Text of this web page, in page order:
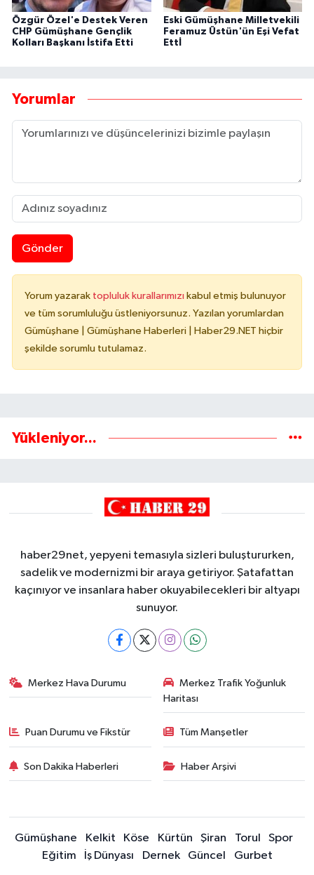
Özgür Özel'e Destek Veren
CHP Gümüşhane Gençlik
Kolları Başkanı İstifa Etti
Eski Gümüşhane Milletvekili
Feramuz Üstün'ün Eşi Vefat
Ettİ
Yorumlar
Gönder
Yorum yazarak topluluk kurallarımızı kabul etmiş bulunuyor
ve tüm sorumluluğu üstleniyorsunuz. Yazılan yorumlardan
Gümüşhane | Gümüşhane Haberleri | Haber29.NET hiçbir
şekilde sorumlu tutulamaz.
Yükleniyor...
haber29net, yepyeni temasıyla sizleri buluştururken,
sadelik ve modernizmi bir araya getiriyor. Şatafattan
kaçınıyor ve insanlara haber okuyabilecekleri bir altyapı
sunuyor.
Merkez Hava Durumu
Merkez Trafik Yoğunluk
Haritası
Puan Durumu ve Fikstür Tüm Manşetler
Son Dakika Haberleri Haber Arşivi
Gümüşhane Kelkit Köse Kürtün Şiran Torul
Spor
Eğitim
İş Dünyası Dernek Güncel Gurbet